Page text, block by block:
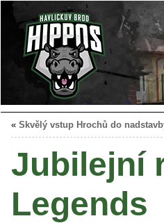
« Skvělý vstup Hrochů do
Jubilejní
Legends